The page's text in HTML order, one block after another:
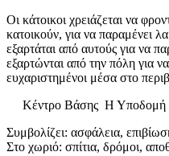
Οι κάτοικοι χρειάζεται να
κατοικούν, για να παραμένει
εξαρτάται από αυτούς για να
εξαρτώνται από την πόλη για
ευχαριστημένοι μέσα στο
Κέντρο Βάσης Η Υποδομή
Συμβολίζει: ασφάλεια,
Στο χωριό: σπίτια, δρόμοι,